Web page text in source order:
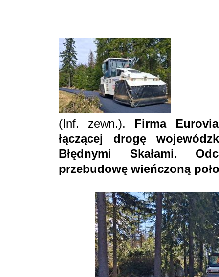
(Inf. zewn.). Firma
łączącej drogę
Błędnymi Skałami.
przebudowę wieńczoną